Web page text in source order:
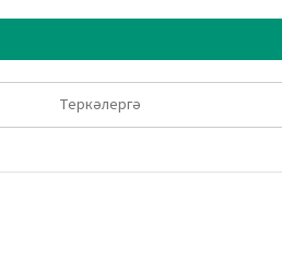
Теркәлергә